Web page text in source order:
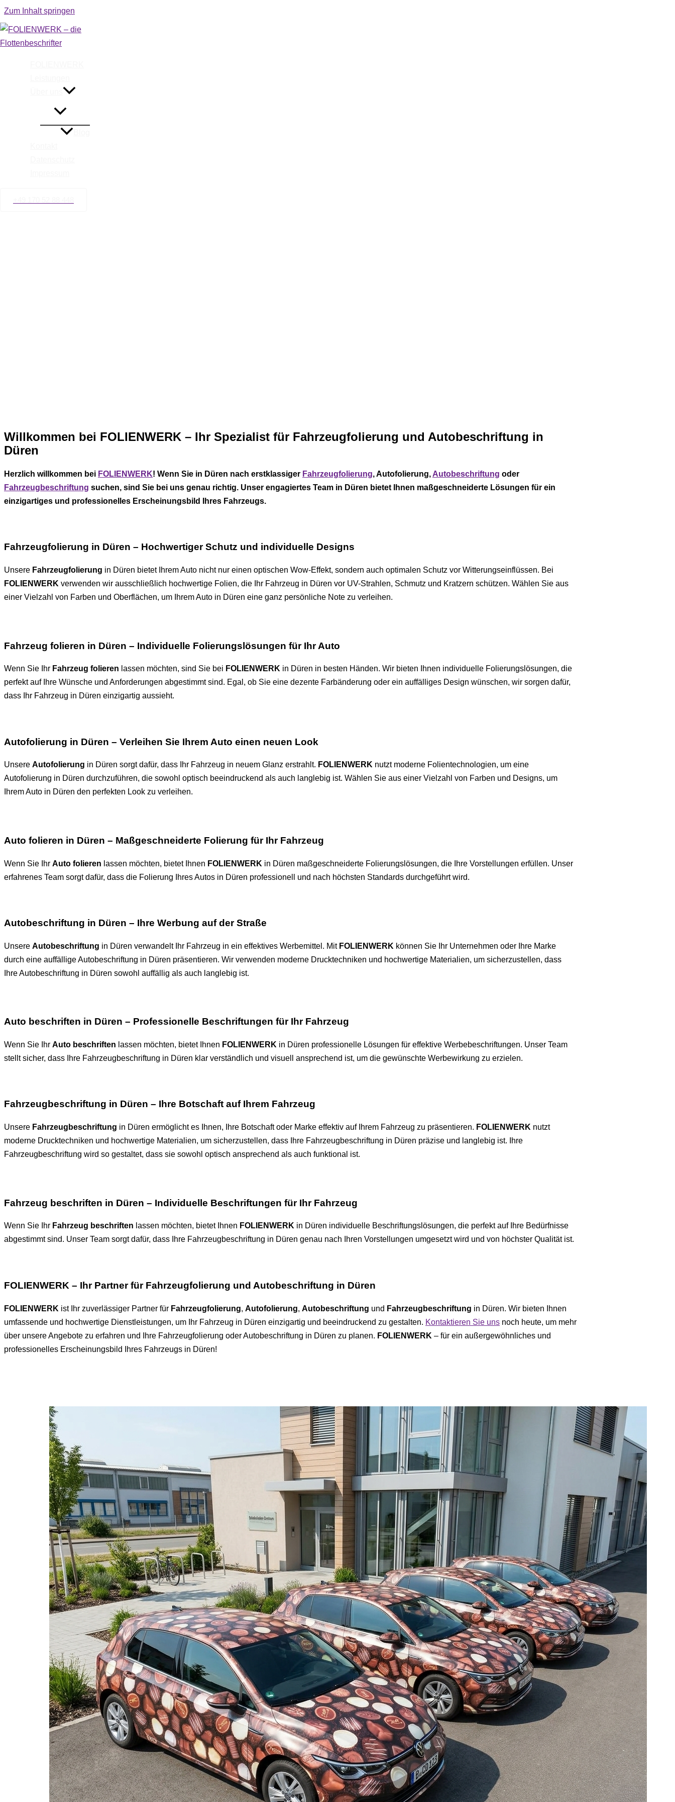
Zum Inhalt springen
Willkommen bei FOLIENWERK – Ihr Spezialist für Fahrzeugfolierung und Autobeschriftung in
Düren
Herzlich willkommen bei FOLIENWERK! Wenn Sie in Düren nach erstklassiger Fahrzeugfolierung, Autofolierung, Autobeschriftung oder
Fahrzeugbeschriftung suchen, sind Sie bei uns genau richtig. Unser engagiertes Team in Düren bietet Ihnen maßgeschneiderte Lösungen für ein
einzigartiges und professionelles Erscheinungsbild Ihres Fahrzeugs.
Fahrzeugfolierung in Düren – Hochwertiger Schutz und individuelle Designs
Unsere Fahrzeugfolierung in Düren bietet Ihrem Auto nicht nur einen optischen Wow-Effekt, sondern auch optimalen Schutz vor Witterungseinflüssen. Bei
FOLIENWERK verwenden wir ausschließlich hochwertige Folien, die Ihr Fahrzeug in Düren vor UV-Strahlen, Schmutz und Kratzern schützen. Wählen Sie aus
einer Vielzahl von Farben und Oberflächen, um Ihrem Auto in Düren eine ganz persönliche Note zu verleihen.
Fahrzeug folieren in Düren – Individuelle Folierungslösungen für Ihr Auto
Wenn Sie Ihr Fahrzeug folieren lassen möchten, sind Sie bei FOLIENWERK in Düren in besten Händen. Wir bieten Ihnen individuelle Folierungslösungen, die
perfekt auf Ihre Wünsche und Anforderungen abgestimmt sind. Egal, ob Sie eine dezente Farbänderung oder ein auffälliges Design wünschen, wir sorgen dafür,
dass Ihr Fahrzeug in Düren einzigartig aussieht.
Autofolierung in Düren – Verleihen Sie Ihrem Auto einen neuen Look
Unsere Autofolierung in Düren sorgt dafür, dass Ihr Fahrzeug in neuem Glanz erstrahlt. FOLIENWERK nutzt moderne Folientechnologien, um eine
Autofolierung in Düren durchzuführen, die sowohl optisch beeindruckend als auch langlebig ist. Wählen Sie aus einer Vielzahl von Farben und Designs, um
Ihrem Auto in Düren den perfekten Look zu verleihen.
Auto folieren in Düren – Maßgeschneiderte Folierung für Ihr Fahrzeug
Wenn Sie Ihr Auto folieren lassen möchten, bietet Ihnen FOLIENWERK in Düren maßgeschneiderte Folierungslösungen, die Ihre Vorstellungen erfüllen. Unser
erfahrenes Team sorgt dafür, dass die Folierung Ihres Autos in Düren professionell und nach höchsten Standards durchgeführt wird.
Autobeschriftung in Düren – Ihre Werbung auf der Straße
Unsere Autobeschriftung in Düren verwandelt Ihr Fahrzeug in ein effektives Werbemittel. Mit FOLIENWERK können Sie Ihr Unternehmen oder Ihre Marke
durch eine auffällige Autobeschriftung in Düren präsentieren. Wir verwenden moderne Drucktechniken und hochwertige Materialien, um sicherzustellen, dass
Ihre Autobeschriftung in Düren sowohl auffällig als auch langlebig ist.
Auto beschriften in Düren – Professionelle Beschriftungen für Ihr Fahrzeug
Wenn Sie Ihr Auto beschriften lassen möchten, bietet Ihnen FOLIENWERK in Düren professionelle Lösungen für effektive Werbebeschriftungen. Unser Team
stellt sicher, dass Ihre Fahrzeugbeschriftung in Düren klar verständlich und visuell ansprechend ist, um die gewünschte Werbewirkung zu erzielen.
Fahrzeugbeschriftung in Düren – Ihre Botschaft auf Ihrem Fahrzeug
Unsere Fahrzeugbeschriftung in Düren ermöglicht es Ihnen, Ihre Botschaft oder Marke effektiv auf Ihrem Fahrzeug zu präsentieren. FOLIENWERK nutzt
moderne Drucktechniken und hochwertige Materialien, um sicherzustellen, dass Ihre Fahrzeugbeschriftung in Düren präzise und langlebig ist. Ihre
Fahrzeugbeschriftung wird so gestaltet, dass sie sowohl optisch ansprechend als auch funktional ist.
Fahrzeug beschriften in Düren – Individuelle Beschriftungen für Ihr Fahrzeug
Wenn Sie Ihr Fahrzeug beschriften lassen möchten, bietet Ihnen FOLIENWERK in Düren individuelle Beschriftungslösungen, die perfekt auf Ihre Bedürfnisse
abgestimmt sind. Unser Team sorgt dafür, dass Ihre Fahrzeugbeschriftung in Düren genau nach Ihren Vorstellungen umgesetzt wird und von höchster Qualität ist.
FOLIENWERK – Ihr Partner für Fahrzeugfolierung und Autobeschriftung in Düren
FOLIENWERK ist Ihr zuverlässiger Partner für Fahrzeugfolierung, Autofolierung, Autobeschriftung und Fahrzeugbeschriftung in Düren. Wir bieten Ihnen
umfassende und hochwertige Dienstleistungen, um Ihr Fahrzeug in Düren einzigartig und beeindruckend zu gestalten. Kontaktieren Sie uns noch heute, um mehr
über unsere Angebote zu erfahren und Ihre Fahrzeugfolierung oder Autobeschriftung in Düren zu planen. FOLIENWERK – für ein außergewöhnliches und
professionelles Erscheinungsbild Ihres Fahrzeugs in Düren!